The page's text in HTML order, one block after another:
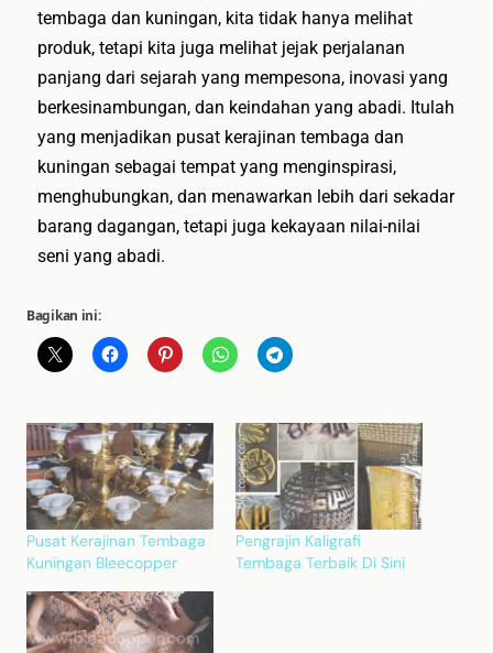
tembaga dan kuningan, kita tidak hanya melihat
produk, tetapi kita juga melihat jejak perjalanan
panjang dari sejarah yang mempesona, inovasi yang
berkesinambungan, dan keindahan yang abadi. Itulah
yang menjadikan pusat kerajinan tembaga dan
kuningan sebagai tempat yang menginspirasi,
menghubungkan, dan menawarkan lebih dari sekadar
barang dagangan, tetapi juga kekayaan nilai-nilai
seni yang abadi.
Bagikan ini:
Pusat Kerajinan Tembaga
Kuningan Bleecopper
Pengrajin Kaligrafi
Tembaga Terbaik Di Sini